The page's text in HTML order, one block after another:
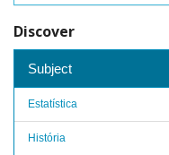
Discover
Subject
Estatística
História